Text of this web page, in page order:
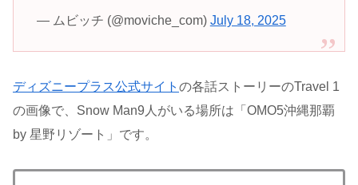
— ムビッチ (@moviche_com) July 18, 2025
ディズニープラス公式サイト の各話ストーリーのTravel 1
の画像で、Snow Man9人がいる場所は「OMO5沖縄那覇
by 星野リゾート」です。